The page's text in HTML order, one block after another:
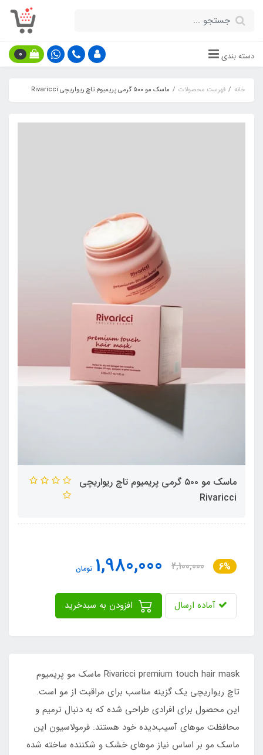
دسته بندی 0
خانه فهرست محصولات ماسک مو ۵۰۰ گرمی پریمیوم تاچ ریواریچی Rivaricci
ماسک مو ۵۰۰ گرمی پریمیوم تاچ ریواریچی
Rivaricci
6%
2,100,000
1,980,000 تومان
آماده ارسال
Rivaricci premium touch hair mask ماسک مو پریمیوم
تاچ ریواریچی یک گزینه مناسب برای مراقبت از مو است.
این محصول برای افرادی طراحی شده که به دنبال ترمیم و
محافظت موهای آسیب‌دیده خود هستند. فرمولاسیون این
ماسک مو بر اساس نیاز موهای خشک و شکننده ساخته شده